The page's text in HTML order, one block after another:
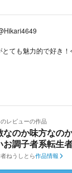
ても魅力的で好き
のレビューの作品
なのか味方なの
お調子者系転生
ねうしとら作品情報